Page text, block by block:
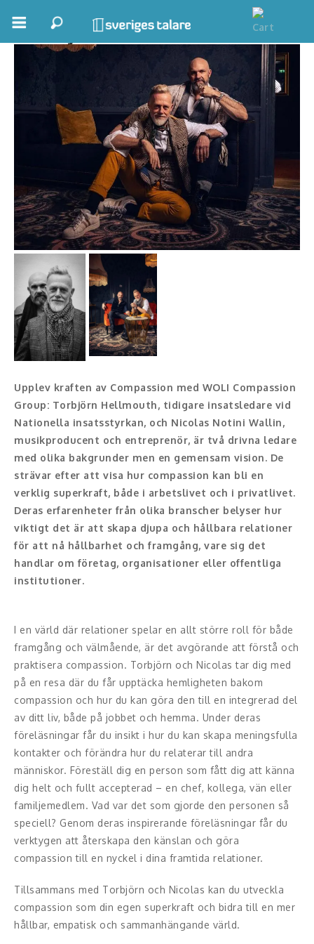
Boka ett möte
Inspiration
Inspirerande Föreläsare
Personlig utveckling, målsättning
Life Stories & Trivsel
Keynote
Moderator, konferencier
Moderator
Konferencier
Radio och TV-profiler
Underhållning och event
Event
Humoristiska föredrag
Ljus och belysning
Komiker
Middagsunderhållning
Musiker
Something a Little Different
Underhållning
Effektivitet, framgång
Framtid, trender
Försäljning, marknadsföring, service,
Förändring, organisation,
organisationsutveckling
Torbjörn Hellmouth
Upplev kraften av Compassion med WOLI Compassion
Group: Torbjörn Hellmouth, tidigare insatsledare vid
Nationella insatsstyrkan, och Nicolas Notini Wallin,
musikproducent och entreprenör, är två drivna ledare
med olika bakgrunder men en gemensam vision. De
strävar efter att visa hur compassion kan bli en
verklig superkraft, både i arbetslivet och i privatlivet.
Deras erfarenheter från olika branscher belyser hur
viktigt det är att skapa djupa och hållbara relationer
för att nå hållbarhet och framgång, vare sig det
handlar om företag, organisationer eller offentliga
institutioner.
I en värld där relationer spelar en allt större roll för både
framgång och välmående, är det avgörande att förstå och
praktisera compassion. Torbjörn och Nicolas tar dig med
på en resa där du får upptäcka hemligheten bakom
compassion och hur du kan göra den till en integrerad del
av ditt liv, både på jobbet och hemma. Under deras
föreläsningar får du insikt i hur du kan skapa meningsfulla
kontakter och förändra hur du relaterar till andra
människor. Föreställ dig en person som fått dig att känna
dig helt och fullt accepterad – en chef, kollega, vän eller
familjemedlem. Vad var det som gjorde den personen så
speciell? Genom deras inspirerande föreläsningar får du
verktygen att återskapa den känslan och göra
compassion till en nyckel i dina framtida relationer.
Tillsammans med Torbjörn och Nicolas kan du utveckla
compassion som din egen superkraft och bidra till en mer
hållbar, empatisk och sammanhängande värld.